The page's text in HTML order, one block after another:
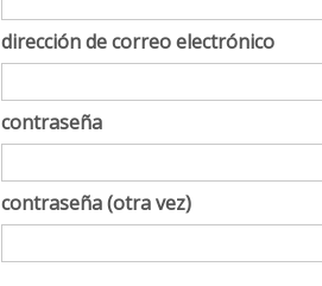
dirección de correo electrónico
contraseña
contraseña (otra vez)